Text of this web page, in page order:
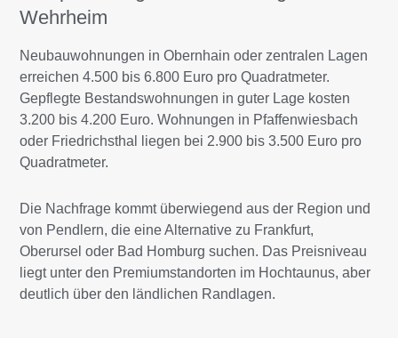
Wehrheim
Neubauwohnungen in Obernhain oder zentralen Lagen
erreichen 4.500 bis 6.800 Euro pro Quadratmeter.
Gepflegte Bestandswohnungen in guter Lage kosten
3.200 bis 4.200 Euro. Wohnungen in Pfaffenwiesbach
oder Friedrichsthal liegen bei 2.900 bis 3.500 Euro pro
Quadratmeter.
Die Nachfrage kommt überwiegend aus der Region und
von Pendlern, die eine Alternative zu Frankfurt,
Oberursel oder Bad Homburg suchen. Das Preisniveau
liegt unter den Premiumstandorten im Hochtaunus, aber
deutlich über den ländlichen Randlagen.